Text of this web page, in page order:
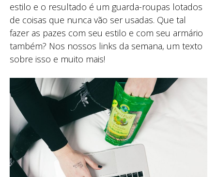
estilo e o resultado é um guarda-roupas lotados
de coisas que nunca vão ser usadas. Que tal
fazer as pazes com seu estilo e com seu armário
também? Nos nossos links da semana, um texto
sobre isso e muito mais!